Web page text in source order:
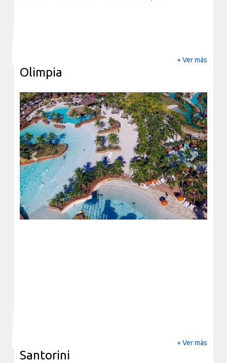
+ Ver más
Olimpia
Previous Next
+ Ver más
Santorini